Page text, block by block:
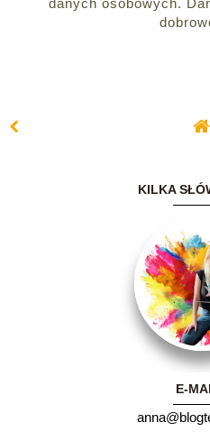
danych osobowych.
KILKA
Witam
mam 30
E-